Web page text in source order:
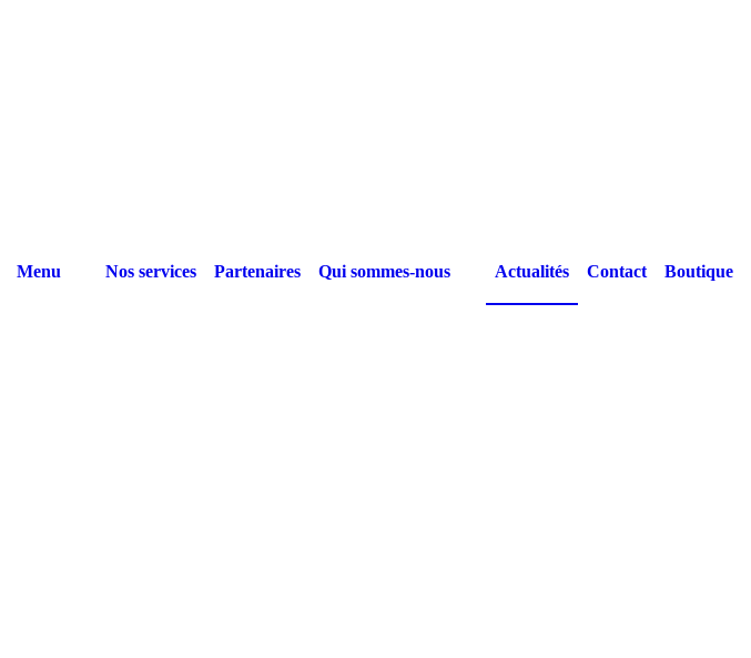
Menu Nos services Partenaires Qui sommes-nous Actualités Contact Boutique